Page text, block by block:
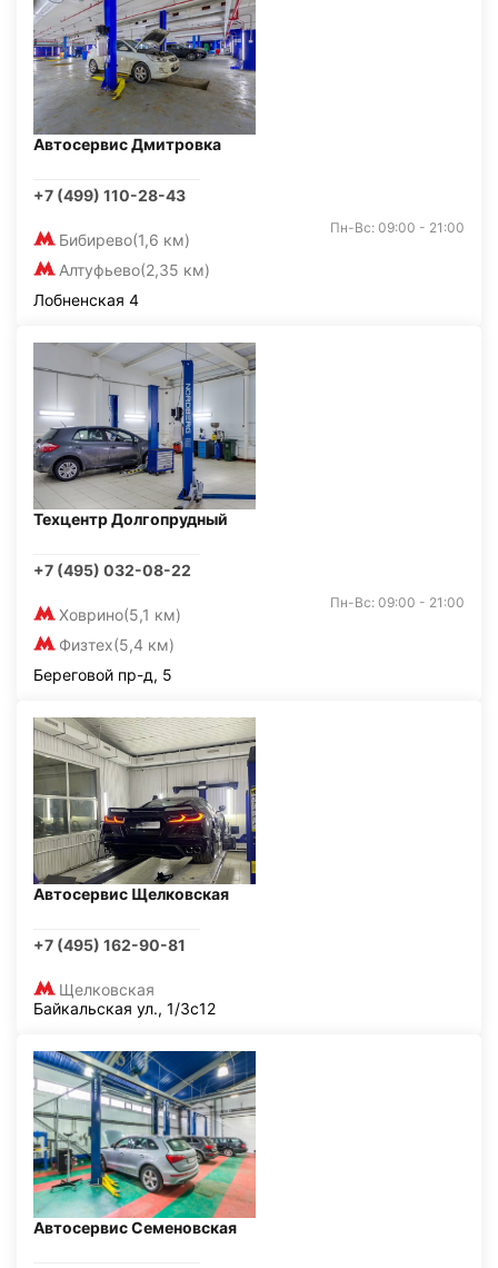
Автосервис Дмитровка
+7 (499) 110-28-43
Бибирево(1,6 км)
Алтуфьево(2,35 км)
Пн-Вс: 09:00 - 21:00
Лобненская 4
Техцентр Долгопрудный
+7 (495) 032-08-22
Ховрино(5,1 км)
Физтех(5,4 км)
Пн-Вс: 09:00 - 21:00
Береговой пр-д, 5
Автосервис Щелковская
+7 (495) 162-90-81
Щелковская
Байкальская ул., 1/3с12
Автосервис Семеновская